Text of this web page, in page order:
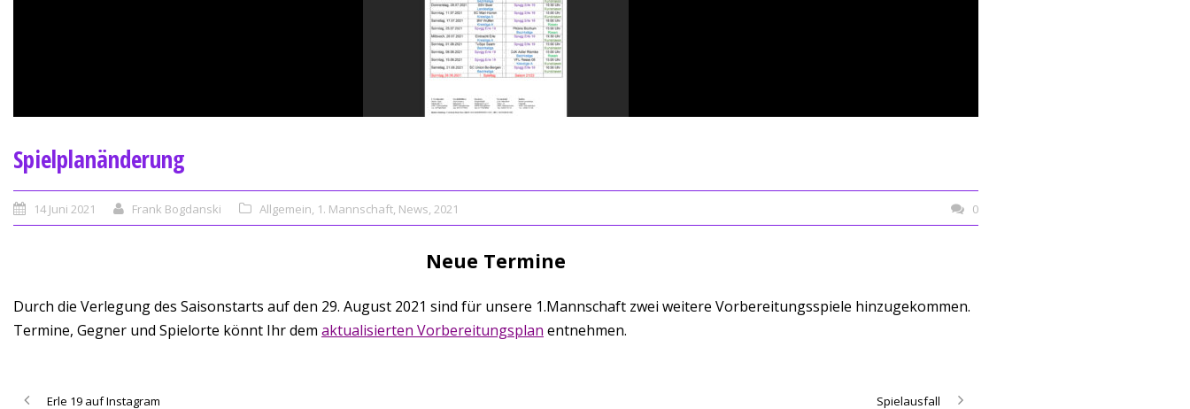
Spielplanänderung
14 Juni 2021 Frank Bogdanski Allgemein, 1. Mannschaft, News, 2021 0
Neue Termine
Durch die Verlegung des Saisonstarts auf den 29. August 2021 sind für unsere 1.Mannschaft zwei weitere Vorbereitungsspiele hinzugekommen.
Termine, Gegner und Spielorte könnt Ihr dem aktualisierten Vorbereitungsplan entnehmen.
Erle 19 auf Instagram Spielausfall